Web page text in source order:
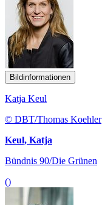
Bildinformationen
Katja Keul
© DBT/Thomas Koehler
Keul, Katja
Bündnis 90/Die Grünen
()